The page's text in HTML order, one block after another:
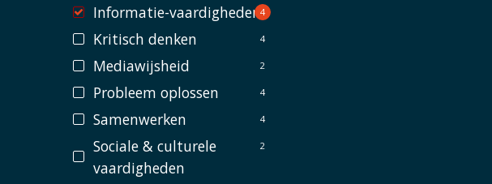
Informatie-vaardigheden4
Kritisch denken 4
Mediawijsheid 2
Probleem oplossen 4
Samenwerken 4
Sociale & culturele
vaardigheden
2